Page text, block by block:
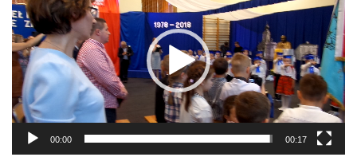
00:00 00:17